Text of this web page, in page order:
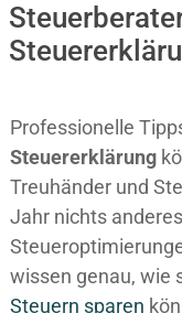
Professionelle
Steuererklärung
Treuhänder und
Jahr nichts
wissen genau, wie
Steuern sparen